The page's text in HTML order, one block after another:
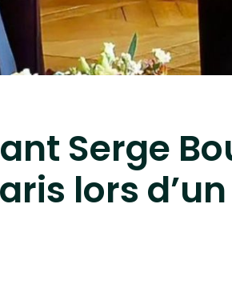
Serge
lors